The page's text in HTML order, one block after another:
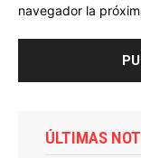
navegador la
ÚLTIMAS